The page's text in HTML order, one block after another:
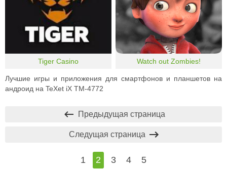
Tiger Casino Watch out Zombies!
Лучшие игры и приложения для смартфонов и планшетов на
андроид на TeXet iX TM-4772
Предыдущая страница
1 2 3 4 5
Следущая страница